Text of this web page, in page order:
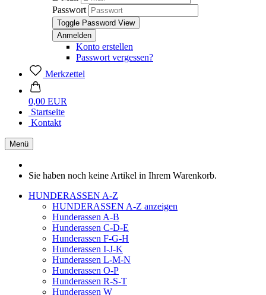
Passwort
Toggle Password View
Konto erstellen
Passwort vergessen?
Merkzettel
0,00 EUR
Startseite
Kontakt
Menü
Sie haben noch keine Artikel in Ihrem Warenkorb.
HUNDERASSEN A-Z
HUNDERASSEN A-Z anzeigen
Hunderassen A-B
Hunderassen C-D-E
Hunderassen F-G-H
Hunderassen I-J-K
Hunderassen L-M-N
Hunderassen O-P
Hunderassen R-S-T
Hunderassen W